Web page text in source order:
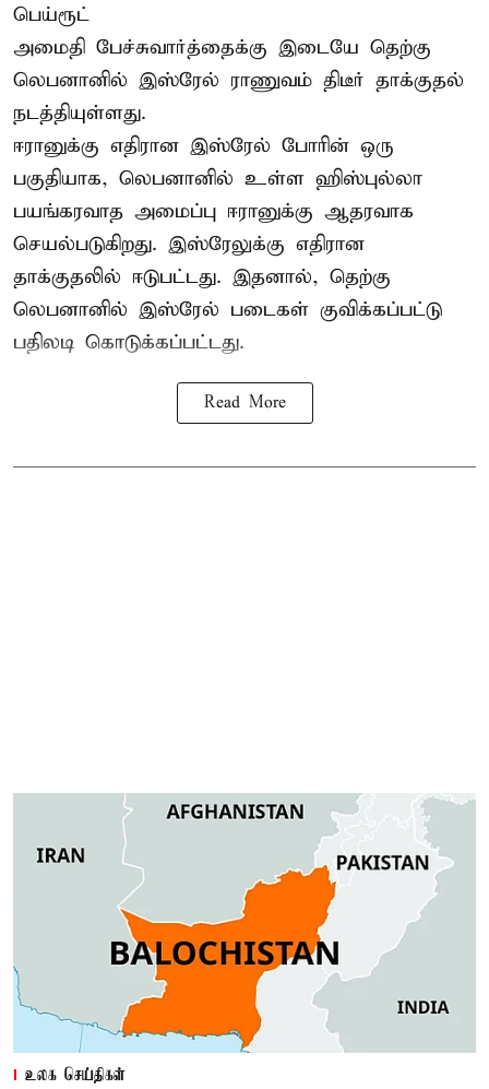
பெய்ரூட்
அமைதி பேச்சுவார்த்தைக்கு இடையே தெற்கு
லெபனானில் இஸ்ரேல் ராணுவம் திடீர் தாக்குதல்
நடத்தியுள்ளது.
ஈரானுக்கு எதிரான இஸ்ரேல் போரின் ஒரு
பகுதியாக, லெபனானில் உள்ள ஹிஸ்புல்லா
பயங்கரவாத அமைப்பு ஈரானுக்கு ஆதரவாக
செயல்படுகிறது. இஸ்ரேலுக்கு எதிரான
தாக்குதலில் ஈடுபட்டது. இதனால், தெற்கு
லெபனானில் இஸ்ரேல் படைகள் குவிக்கப்பட்டு
பதிலடி கொடுக்கப்பட்டது.
Read More
உலக செய்திகள்